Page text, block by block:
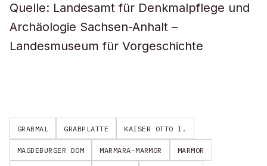
Quelle: Landesamt für Denkmalpflege und
Archäologie Sachsen-Anhalt –
Landesmuseum für Vorgeschichte
GRABMAL GRABPLATTE KAISER OTTO I.
MAGDEBURGER DOM MARMARA-MARMOR MARMOR